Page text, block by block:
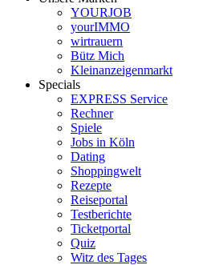
YOURJOB
yourIMMO
wirtrauern
Bütz Mich
Kleinanzeigenmarkt
Specials
EXPRESS Service
Rechner
Spiele
Jobs in Köln
Dating
Shoppingwelt
Rezepte
Reiseportal
Testberichte
Ticketportal
Quiz
Witz des Tages